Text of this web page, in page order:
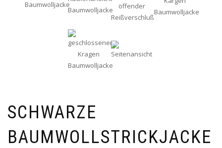
SCHWARZE
BAUMWOLLSTRICKJACKE